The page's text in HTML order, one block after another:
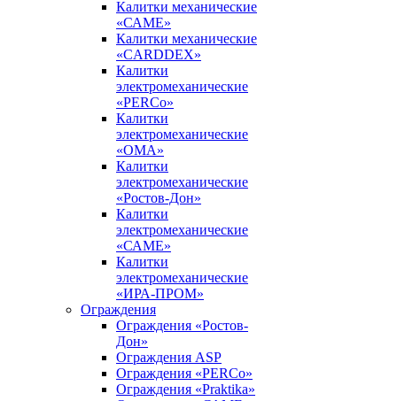
Калитки механические
«САМЕ»
Калитки механические
«CARDDEX»
Калитки
электромеханические
«PERCo»
Калитки
электромеханические
«ОМА»
Калитки
электромеханические
«Ростов-Дон»
Калитки
электромеханические
«САМЕ»
Калитки
электромеханические
«ИРА-ПРОМ»
Ограждения
Ограждения «Ростов-
Дон»
Ограждения ASP
Ограждения «PERCo»
Ограждения «Praktika»